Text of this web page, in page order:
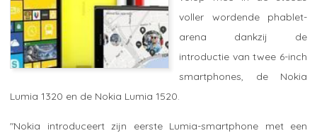
voller wordende phablet-
arena dankzij de
introductie van twee 6-inch
smartphones, de Nokia
Lumia 1320 en de Nokia Lumia 1520.
"Nokia introduceert zijn eerste Lumia-smartphone met een